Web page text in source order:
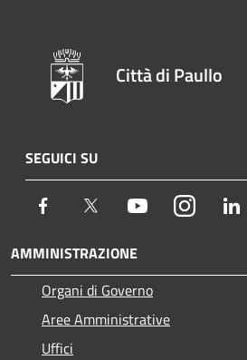
Città di Paullo
SEGUICI SU
Facebook Twitter YoutubeInstagram
AMMINISTRAZIONE
Organi di Governo
Aree Amministrative
Uffici